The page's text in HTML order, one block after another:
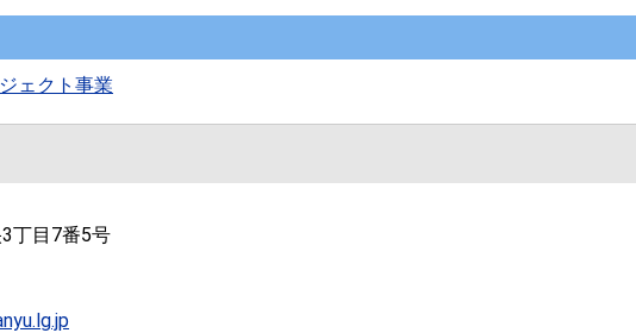
ェクト事業
丁目7番5号